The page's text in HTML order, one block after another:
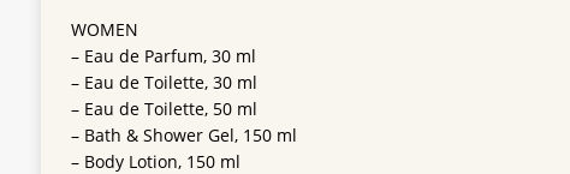
WOMEN
– Eau de Parfum, 30 ml
– Eau de Toilette, 30 ml
– Eau de Toilette, 50 ml
– Bath & Shower Gel, 150 ml
– Body Lotion, 150 ml